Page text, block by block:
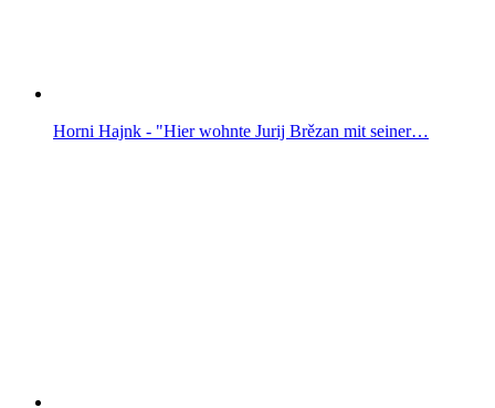
Horni Hajnk - "Hier wohnte Jurij Brězan mit seiner…